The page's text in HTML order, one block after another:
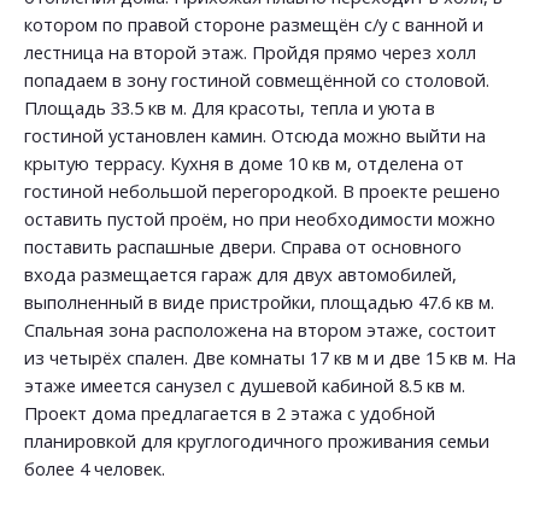
котором по правой стороне размещён с/у с ванной и
лестница на второй этаж. Пройдя прямо через холл
попадаем в зону гостиной совмещённой со столовой.
Площадь 33.5 кв м. Для красоты, тепла и уюта в
гостиной установлен камин. Отсюда можно выйти на
крытую террасу. Кухня в доме 10 кв м, отделена от
гостиной небольшой перегородкой. В проекте решено
оставить пустой проём, но при необходимости можно
поставить распашные двери. Справа от основного
входа размещается гараж для двух автомобилей,
выполненный в виде пристройки, площадью 47.6 кв м.
Спальная зона расположена на втором этаже, состоит
из четырёх спален. Две комнаты 17 кв м и две 15 кв м. На
этаже имеется санузел с душевой кабиной 8.5 кв м.
Проект дома предлагается в 2 этажа с удобной
планировкой для круглогодичного проживания семьи
более 4 человек.